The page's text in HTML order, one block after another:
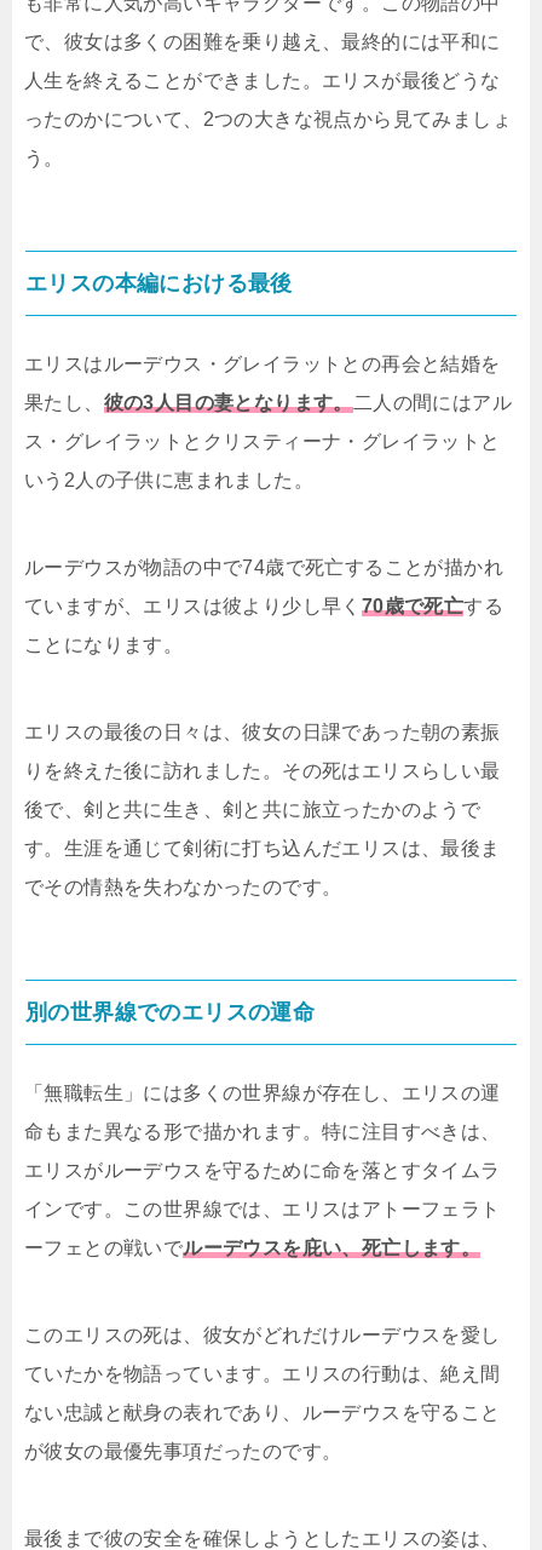
で、彼女は多くの困難を乗り越え、最終的には平和に
人生を終えることができました。エリスが最後どうな
ったのかについて、2つの大きな視点から見てみましょ
う。
エリスの本編における最後
エリスはルーデウス・グレイラットとの再会と結婚を
果たし、 彼の3人目の妻となります。二人の間にはアル
ス・グレイラットとクリスティーナ・グレイラットと
いう2人の子供に恵まれました。
ルーデウスが物語の中で74歳で死亡することが描かれ
ていますが、エリスは彼より少し早く 70歳で死亡する
ことになります。
エリスの最後の日々は、彼女の日課であった朝の素振
りを終えた後に訪れました。その死はエリスらしい最
後で、剣と共に生き、剣と共に旅立ったかのようで
す。生涯を通じて剣術に打ち込んだエリスは、最後ま
でその情熱を失わなかったのです。
別の世界線でのエリスの運命
「無職転生」には多くの世界線が存在し、エリスの運
命もまた異なる形で描かれます。特に注目すべきは、
エリスがルーデウスを守るために命を落とすタイムラ
インです。この世界線では、エリスはアトーフェラト
ーフェとの戦いでルーデウスを庇い、死亡します。
このエリスの死は、彼女がどれだけルーデウスを愛し
ていたかを物語っています。エリスの行動は、絶え間
ない忠誠と献身の表れであり、ルーデウスを守ること
が彼女の最優先事項だったのです。
最後まで彼の安全を確保しようとしたエリスの姿は、